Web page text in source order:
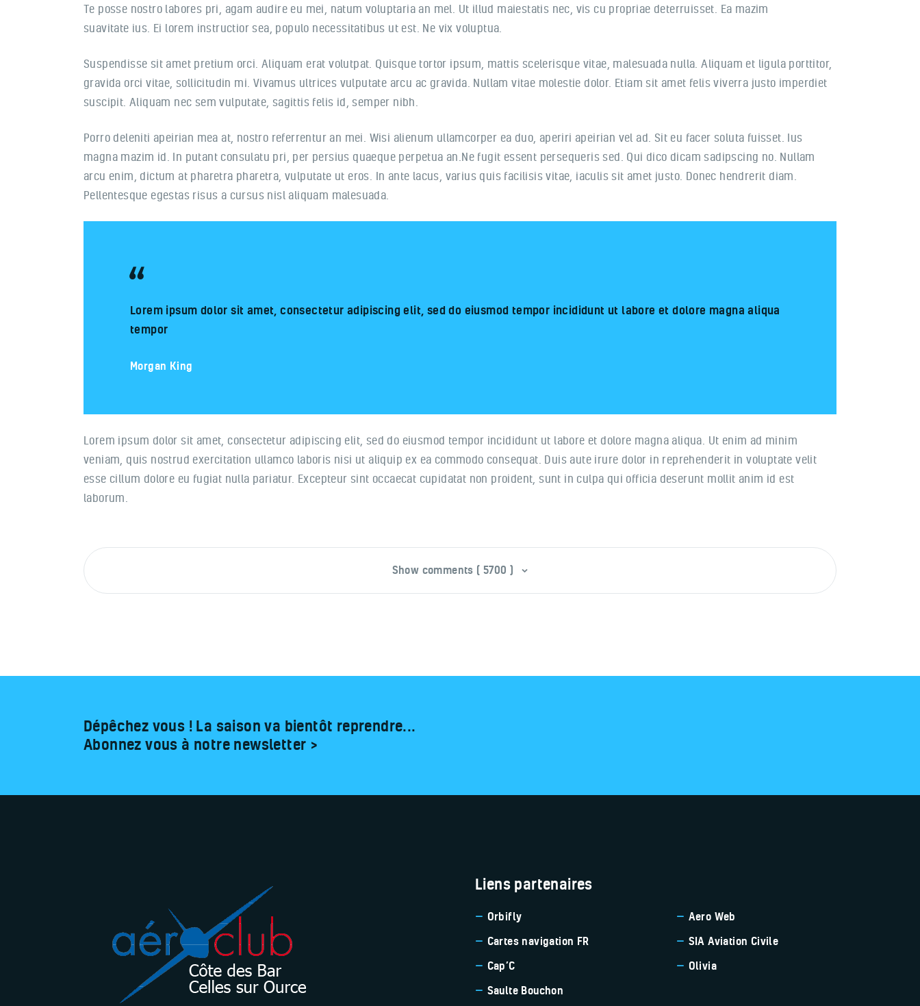
Te posse nostro labores pri, agam audire eu mei, natum voluptaria an mel. Ut illud maiestatis nec, vis cu propriae deterruisset. Ea mazim
suavitate ius. Ei lorem instructior sea, populo necessitatibus ut est. Ne vix voluptua.
Suspendisse sit amet pretium orci. Aliquam erat volutpat. Quisque tortor ipsum, mattis scelerisque vitae, malesuada nulla. Aliquam et ligula porttitor,
gravida orci vitae, sollicitudin mi. Vivamus ultrices vulputate arcu ac gravida. Nullam vitae molestie dolor. Etiam sit amet felis viverra justo imperdiet
suscipit. Aliquam nec sem vulputate, sagittis felis id, semper nibh.
Porro deleniti apeirian mea at, nostro referrentur an mei. Wisi alienum ullamcorper ea duo, aperiri apeirian vel ad. Sit eu facer soluta fuisset. Ius
magna mazim id. In putant consulatu pri, per persius quaeque perpetua an.Ne fugit essent persequeris sed. Qui dico dicam sadipscing no. Nullam
arcu enim, dictum at pharetra pharetra, vulputate ut eros. In ante lacus, varius quis facilisis vitae, iaculis sit amet justo. Donec hendrerit diam.
Pellentesque egestas risus a cursus nisl aliquam malesuada.
Lorem ipsum dolor sit amet, consectetur adipiscing elit, sed do eiusmod tempor incididunt ut labore et dolore magna aliqua
tempor
Morgan King
Lorem ipsum dolor sit amet, consectetur adipiscing elit, sed do eiusmod tempor incididunt ut labore et dolore magna aliqua. Ut enim ad minim
veniam, quis nostrud exercitation ullamco laboris nisi ut aliquip ex ea commodo consequat. Duis aute irure dolor in reprehenderit in voluptate velit
esse cillum dolore eu fugiat nulla pariatur. Excepteur sint occaecat cupidatat non proident, sunt in culpa qui officia deserunt mollit anim id est
laborum.
Show comments ( 5700 )
Dépêchez vous ! La saison va bientôt reprendre...
Abonnez vous à notre newsletter >
Liens partenaires
Orbifly
Cartes navigation FR
Cap’C
Saulte Bouchon
Aero Web
SIA Aviation Civile
Olivia